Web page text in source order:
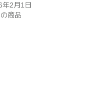
年2月1日
商品